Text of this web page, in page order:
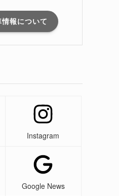
報について
Instagram
Google News